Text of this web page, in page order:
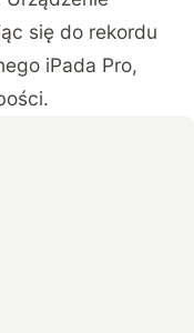
się do rekordu
iPada Pro,